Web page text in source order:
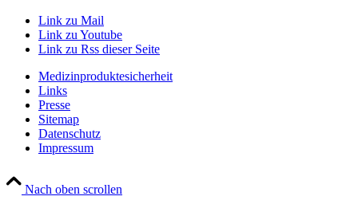
Link zu Mail
Link zu Youtube
Link zu Rss dieser Seite
Medizinproduktesicherheit
Links
Presse
Sitemap
Datenschutz
Impressum
Nach oben scrollen